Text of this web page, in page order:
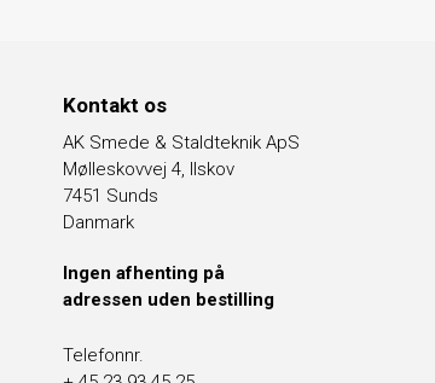
Kontakt os
AK Smede & Staldteknik ApS
Mølleskovvej 4, Ilskov
7451 Sunds
Danmark
Ingen afhenting på
adressen uden bestilling
Telefonnr.